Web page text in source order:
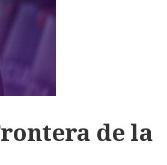
‌de la